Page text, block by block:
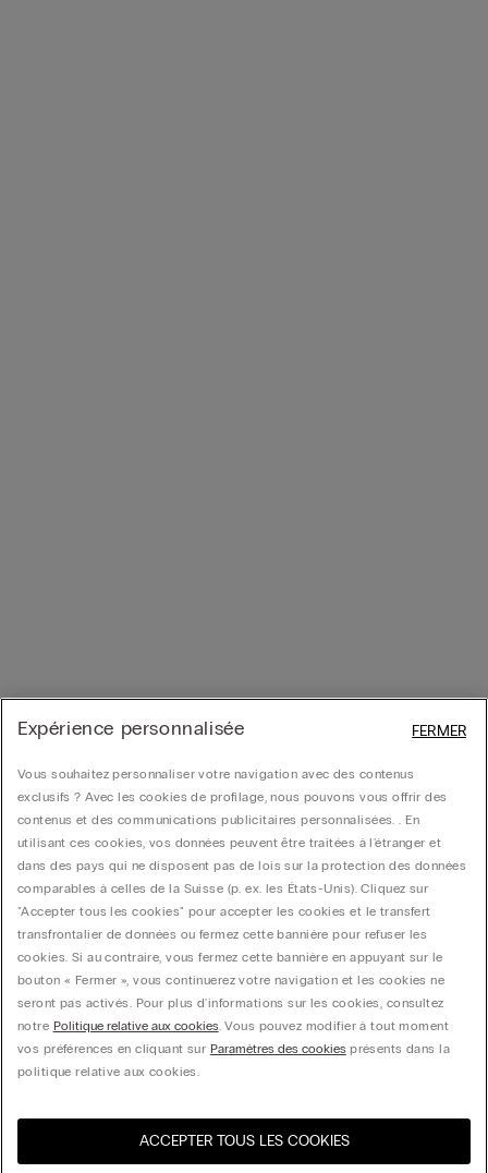
United States
Expérience personnalisée
Vous souhaitez personnaliser votre navigation avec des contenus
exclusifs ? Avec les cookies de profilage, nous pouvons vous offrir des
contenus et des communications publicitaires personnalisées. . En
utilisant ces cookies, vos données peuvent être traitées à l'étranger et
dans des pays qui ne disposent pas de lois sur la protection des données
comparables à celles de la Suisse (p. ex. les États-Unis). Cliquez sur
"Accepter tous les cookies" pour accepter les cookies et le transfert
transfrontalier de données ou fermez cette bannière pour refuser les
cookies. Si au contraire, vous fermez cette bannière en appuyant sur le
bouton « Fermer », vous continuerez votre navigation et les cookies ne
seront pas activés. Pour plus d'informations sur les cookies, consultez
notre Politique relative aux cookies. Vous pouvez modifier à tout moment
vos préférences en cliquant sur Paramètres des cookiesprésents dans la
politique relative aux cookies.
ACCEPTER TOUS LES COOKIES
FERMER